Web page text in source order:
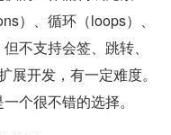
）、循环（loops）、
不支持会签、跳转、
开发，有一定难度。
个很不错的选择。